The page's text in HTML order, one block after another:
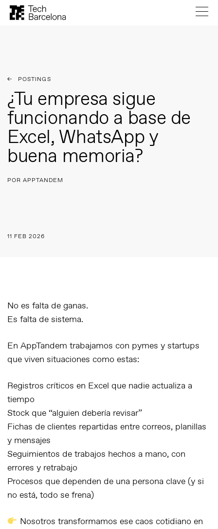
POSTINGS
¿Tu empresa sigue
funcionando a base de
Excel, WhatsApp y
buena memoria?
POR APPTANDEM
11 FEB 2026
No es falta de ganas.
Es falta de sistema.
En AppTandem trabajamos con pymes y startups
que viven situaciones como estas:
Registros críticos en Excel que nadie actualiza a
tiempo
Stock que “alguien debería revisar”
Fichas de clientes repartidas entre correos, planillas
y mensajes
Seguimientos de trabajos hechos a mano, con
errores y retrabajo
Procesos que dependen de una persona clave (y si
no está, todo se frena)
Nosotros transformamos ese caos cotidiano en